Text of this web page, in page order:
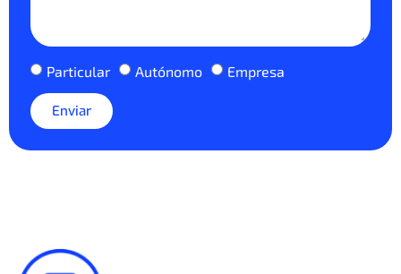
Particular Autónomo Empresa
Enviar